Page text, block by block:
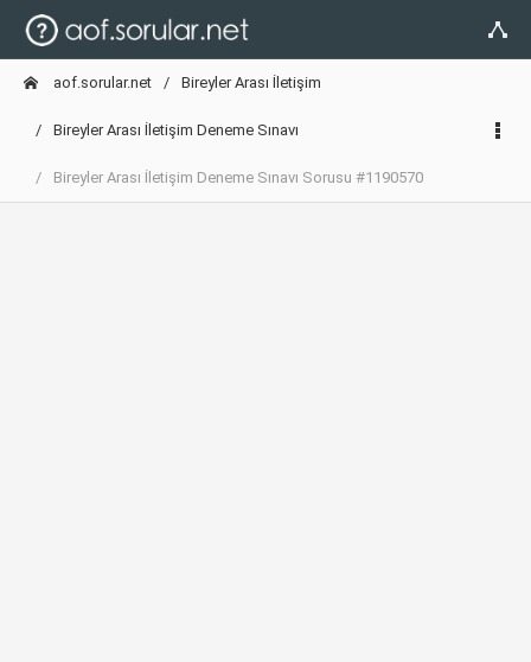
aof.sorular.net Bireyler Arası İletişim
Bireyler Arası İletişim Deneme Sınavı
Bireyler Arası İletişim Deneme Sınavı Sorusu #1190570